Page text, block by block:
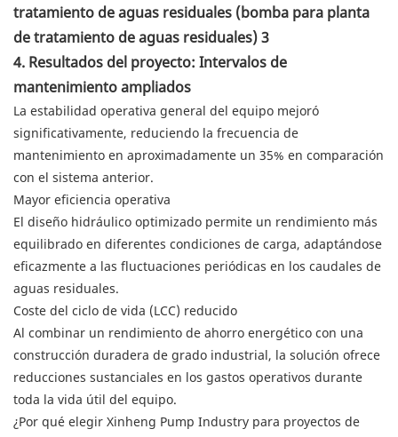
4. Resultados del proyecto: Intervalos de
mantenimiento ampliados
La estabilidad operativa general del equipo mejoró
significativamente, reduciendo la frecuencia de
mantenimiento en aproximadamente un 35% en comparación
con el sistema anterior.
Mayor eficiencia operativa
El diseño hidráulico optimizado permite un rendimiento más
equilibrado en diferentes condiciones de carga, adaptándose
eficazmente a las fluctuaciones periódicas en los caudales de
aguas residuales.
Coste del ciclo de vida (LCC) reducido
Al combinar un rendimiento de ahorro energético con una
construcción duradera de grado industrial, la solución ofrece
reducciones sustanciales en los gastos operativos durante
toda la vida útil del equipo.
¿Por qué elegir Xinheng Pump Industry para proyectos de